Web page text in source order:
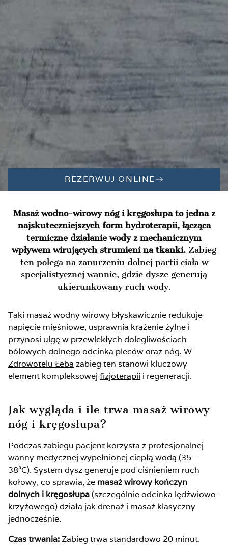
REZERWUJ ONLINE
Masaż wodno-wirowy nóg i kręgosłupa to jedna z
najskuteczniejszych form hydroterapii, łącząca
termiczne działanie wody z mechanicznym
wpływem wirujących strumieni na tkanki. Zabieg
ten polega na zanurzeniu dolnej partii ciała w
specjalistycznej wannie, gdzie dysze generują
ukierunkowany ruch wody.
Taki masaż wodny wirowy błyskawicznie redukuje
napięcie mięśniowe, usprawnia krążenie żylne i
przynosi ulgę w przewlekłych dolegliwościach
bólowych dolnego odcinka pleców oraz nóg. W
Zdrowotelu Łeba zabieg ten stanowi kluczowy
element kompleksowej fizjoterapii i regeneracji.
Jak wygląda i ile trwa masaż wirowy
nóg i kręgosłupa?
Podczas zabiegu pacjent korzysta z profesjonalnej
wanny medycznej wypełnionej ciepłą wodą (35–
38°C). System dysz generuje pod ciśnieniem ruch
kołowy, co sprawia, że masaż wirowy kończyn
dolnych i kręgosłupa(szczególnie odcinka lędźwiowo-
krzyżowego) działa jak drenaż i masaż klasyczny
jednocześnie.
Czas trwania:Zabieg trwa standardowo 20 minut.